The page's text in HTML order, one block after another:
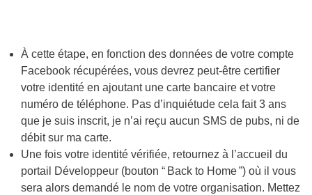
À cette étape, en fonction des données de votre compte
Facebook récupérées, vous devrez peut-être certifier
votre identité en ajoutant une carte bancaire et votre
numéro de téléphone. Pas d’inquiétude cela fait 3 ans
que je suis inscrit, je n’ai reçu aucun SMS de pubs, ni de
débit sur ma carte.
Une fois votre identité vérifiée, retournez à l’accueil du
portail Développeur (bouton “ Back to Home ”) où il vous
sera alors demandé le nom de votre organisation. Mettez